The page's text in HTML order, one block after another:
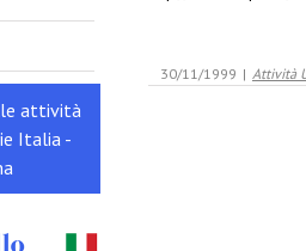
30/11/1999 | Attività
attività
Italia -